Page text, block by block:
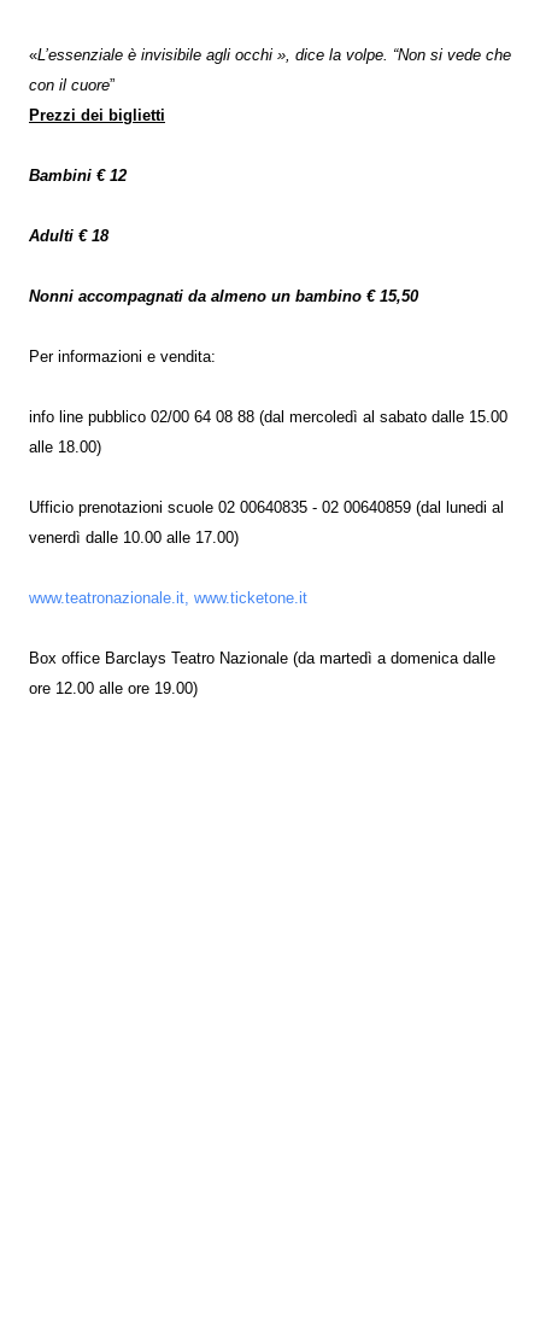
«L’essenziale è invisibile agli occhi », dice la volpe. “Non si vede che
con il cuore”
Prezzi dei biglietti
Bambini € 12
Adulti € 18
Nonni accompagnati da almeno un bambino € 15,50
Per informazioni e vendita:
info line pubblico 02/00 64 08 88 (dal mercoledì al sabato dalle 15.00
alle 18.00)
Ufficio prenotazioni scuole 02 00640835 - 02 00640859 (dal lunedi al
venerdì dalle 10.00 alle 17.00)
www.teatronazionale.it, www.ticketone.it
Box office Barclays Teatro Nazionale (da martedì a domenica dalle
ore 12.00 alle ore 19.00)